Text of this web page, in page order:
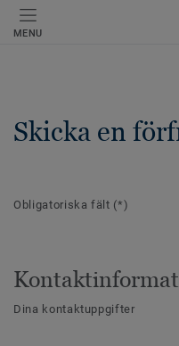
MENU
Skicka en
Obligatoriska fält (*)
Dina kontaktuppgifter